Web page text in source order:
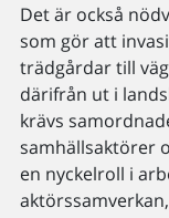
Det är också
som gör att
trädgårdar till
därifrån ut i
krävs
samhällsaktörer
en nyckelroll i